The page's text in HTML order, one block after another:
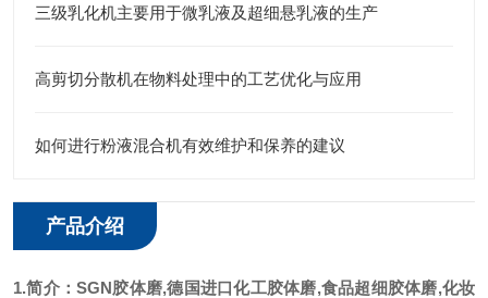
三级乳化机主要用于微乳液及超细悬乳液的生产
高剪切分散机在物料处理中的工艺优化与应用
如何进行粉液混合机有效维护和保养的建议
产品介绍
1.简介： SGN胶体磨,德国进口化工胶体磨,食品超细胶体磨,化妆